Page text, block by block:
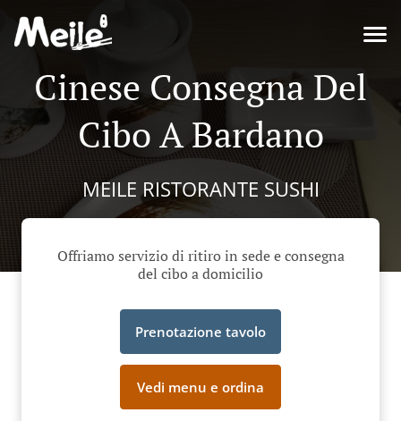
Cinese Consegna Del
Cibo A Bardano
MEILE RISTORANTE SUSHI
Offriamo servizio di ritiro in sede e consegna
del cibo a domicilio
Prenotazione tavolo
Vedi menu e ordina